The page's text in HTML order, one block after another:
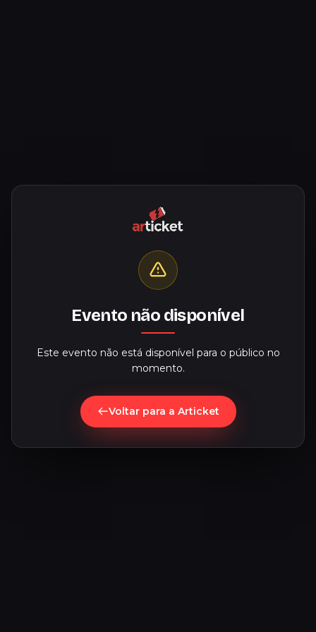
Evento não disponível
Este evento não está disponível para o público no
momento.
Voltar para a Articket